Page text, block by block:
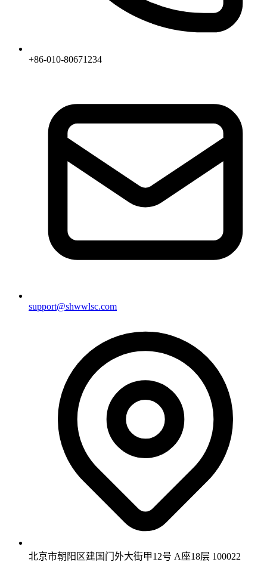
+86-010-80671234
support@shwwlsc.com
北京市朝阳区建国门外大街甲12号 A座18层 100022